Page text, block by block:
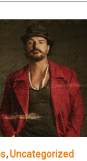
Uncategorized